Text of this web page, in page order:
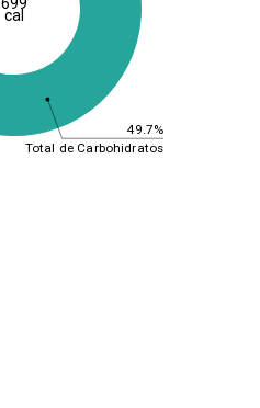
49.7%
Total de Carbohidratos
cal